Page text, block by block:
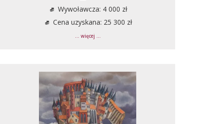
Wywoławcza: 4 000 zł
Cena uzyskana: 25 300 zł
... więcej ...